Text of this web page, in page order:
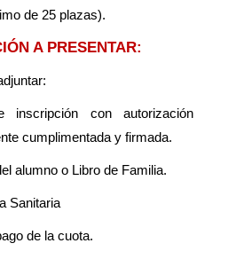
de 25 plazas).
A PRESENTAR:
inscripción con autorización
cumplimentada y firmada.
alumno o Libro de Familia.
Sanitaria
de la cuota.